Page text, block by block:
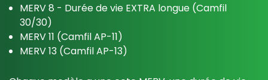
MERV 8 - Durée de vie EXTRA longue (Camfil
30/30)
MERV 11 (Camfil AP-11)
MERV 13 (Camfil AP-13)